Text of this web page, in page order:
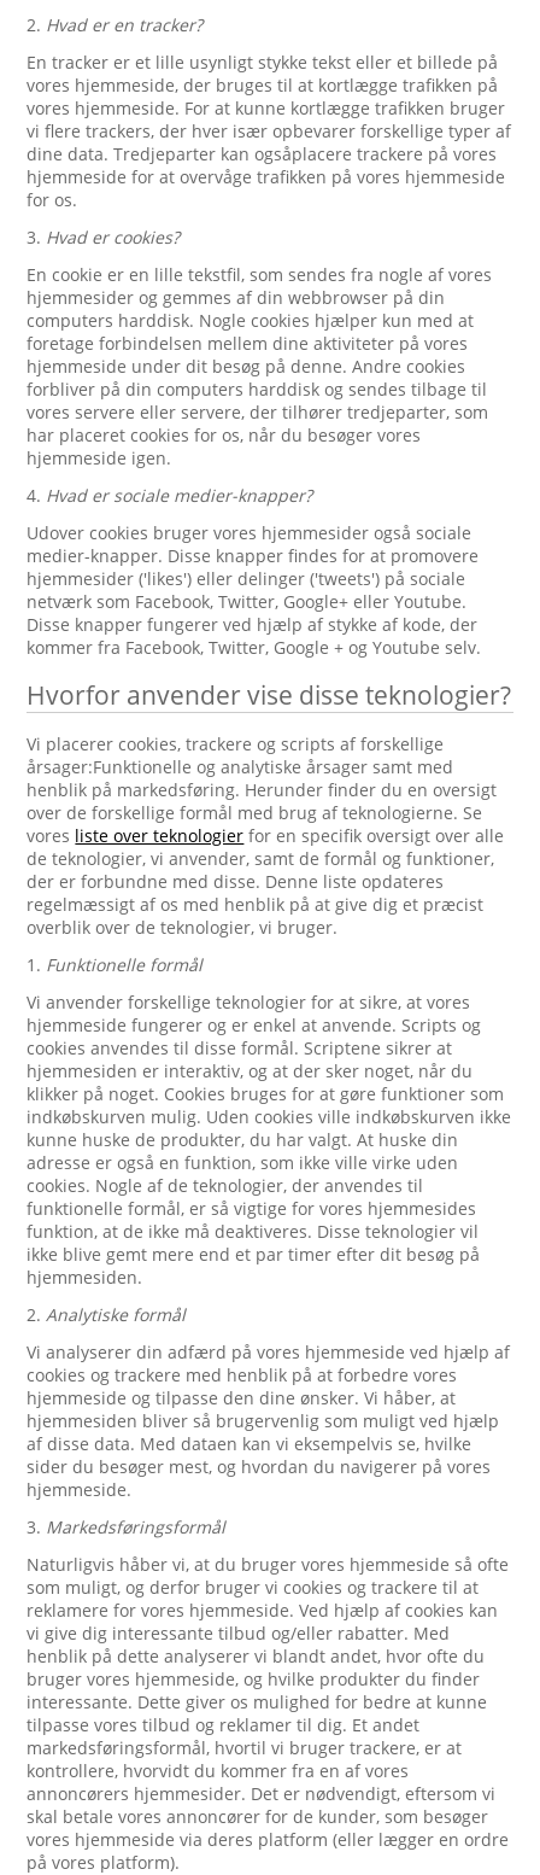
2. Hvad er en tracker?
En tracker er et lille usynligt stykke tekst eller et billede på
vores hjemmeside, der bruges til at kortlægge trafikken på
vores hjemmeside. For at kunne kortlægge trafikken bruger
vi flere trackers, der hver især opbevarer forskellige typer af
dine data. Tredjeparter kan ogsåplacere trackere på vores
hjemmeside for at overvåge trafikken på vores hjemmeside
for os.
3. Hvad er cookies?
En cookie er en lille tekstfil, som sendes fra nogle af vores
hjemmesider og gemmes af din webbrowser på din
computers harddisk. Nogle cookies hjælper kun med at
foretage forbindelsen mellem dine aktiviteter på vores
hjemmeside under dit besøg på denne. Andre cookies
forbliver på din computers harddisk og sendes tilbage til
vores servere eller servere, der tilhører tredjeparter, som
har placeret cookies for os, når du besøger vores
hjemmeside igen.
4. Hvad er sociale medier-knapper?
Udover cookies bruger vores hjemmesider også sociale
medier-knapper. Disse knapper findes for at promovere
hjemmesider ('likes') eller delinger ('tweets') på sociale
netværk som Facebook, Twitter, Google+ eller Youtube.
Disse knapper fungerer ved hjælp af stykke af kode, der
kommer fra Facebook, Twitter, Google + og Youtube selv.
Hvorfor anvender vise disse teknologier?
Vi placerer cookies, trackere og scripts af forskellige
årsager:Funktionelle og analytiske årsager samt med
henblik på markedsføring. Herunder finder du en oversigt
over de forskellige formål med brug af teknologierne. Se
vores liste over teknologier for en specifik oversigt over alle
de teknologier, vi anvender, samt de formål og funktioner,
der er forbundne med disse. Denne liste opdateres
regelmæssigt af os med henblik på at give dig et præcist
overblik over de teknologier, vi bruger.
1. Funktionelle formål
Vi anvender forskellige teknologier for at sikre, at vores
hjemmeside fungerer og er enkel at anvende. Scripts og
cookies anvendes til disse formål. Scriptene sikrer at
hjemmesiden er interaktiv, og at der sker noget, når du
klikker på noget. Cookies bruges for at gøre funktioner som
indkøbskurven mulig. Uden cookies ville indkøbskurven ikke
kunne huske de produkter, du har valgt. At huske din
adresse er også en funktion, som ikke ville virke uden
cookies. Nogle af de teknologier, der anvendes til
funktionelle formål, er så vigtige for vores hjemmesides
funktion, at de ikke må deaktiveres. Disse teknologier vil
ikke blive gemt mere end et par timer efter dit besøg på
hjemmesiden.
2.Analytiske formål
Vi analyserer din adfærd på vores hjemmeside ved hjælp af
cookies og trackere med henblik på at forbedre vores
hjemmeside og tilpasse den dine ønsker. Vi håber, at
hjemmesiden bliver så brugervenlig som muligt ved hjælp
af disse data. Med dataen kan vi eksempelvis se, hvilke
sider du besøger mest, og hvordan du navigerer på vores
hjemmeside.
3. Markedsføringsformål
Naturligvis håber vi, at du bruger vores hjemmeside så ofte
som muligt, og derfor bruger vi cookies og trackere til at
reklamere for vores hjemmeside. Ved hjælp af cookies kan
vi give dig interessante tilbud og/eller rabatter. Med
henblik på dette analyserer vi blandt andet, hvor ofte du
bruger vores hjemmeside, og hvilke produkter du finder
interessante. Dette giver os mulighed for bedre at kunne
tilpasse vores tilbud og reklamer til dig. Et andet
markedsføringsformål, hvortil vi bruger trackere, er at
kontrollere, hvorvidt du kommer fra en af vores
annoncørers hjemmesider. Det er nødvendigt, eftersom vi
skal betale vores annoncører for de kunder, som besøger
vores hjemmeside via deres platform (eller lægger en ordre
på vores platform).